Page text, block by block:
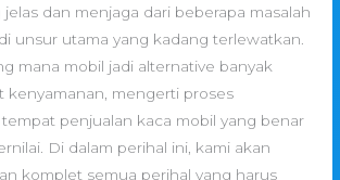
dan menjaga dari beberapa masalah
unsur utama yang kadang terlewatkan.
mana mobil jadi alternative banyak
kenyamanan, mengerti proses
penjualan kaca mobil yang benar
Di dalam perihal ini, kami akan
komplet semua perihal yang harus